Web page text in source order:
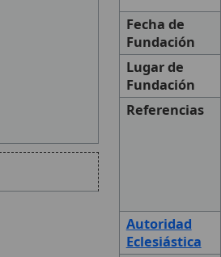
Fecha de
Fundación
Lugar de
Fundación
Referencias
Autoridad
Eclesiástica